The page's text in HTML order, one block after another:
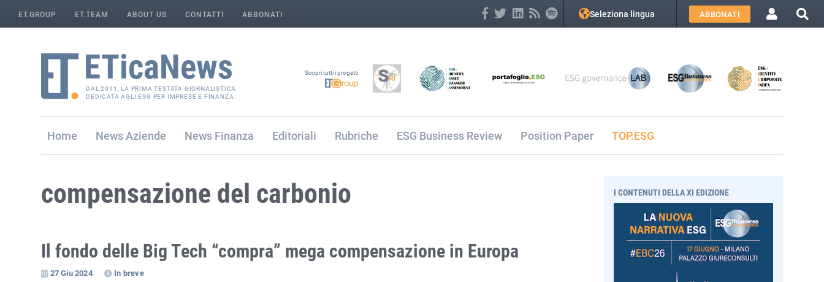
ET.GROUP ET.TEAM ABOUT US CONTATTI ABBONATI Seleziona lingua ABBONATI
DAL 2011, LA PRIMA TESTATA GIORNALISTICA
DEDICATA AGLI ESG PER IMPRESE E FINANZA
Scopri tutti i progetti
Home Aziende Finanza Editoriali Rubriche ESG Business Review Position Paper TOP.ESG
compensazione del carbonio
Il fondo delle Big Tech “compra” mega compensazione in Europa
27 Giu 2024 In breve
I CONTENUTI DELLA XI EDIZIONE